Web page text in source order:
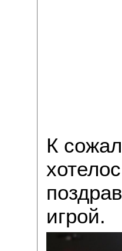
К
игрой.